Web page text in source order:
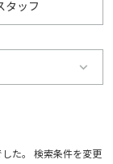
タッフ
た。 検索条件を変更